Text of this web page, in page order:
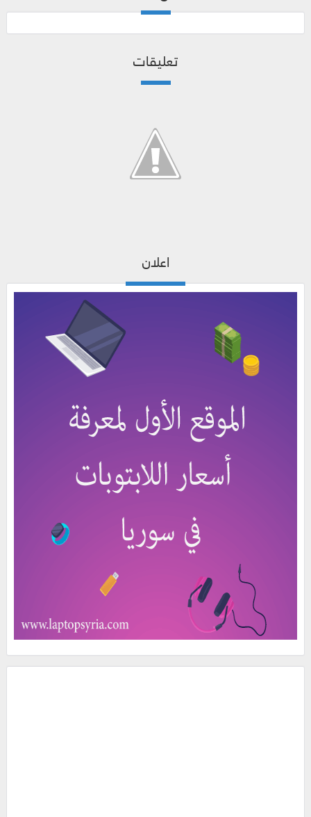
تعليقات
اعلان